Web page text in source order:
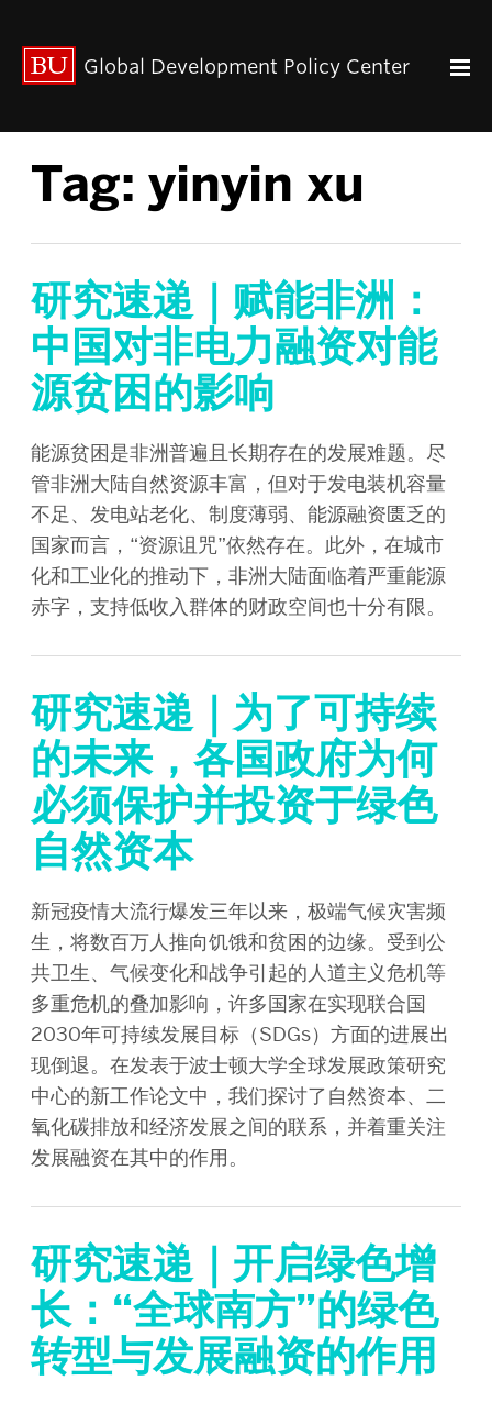
关于我们
联系我们
Paul Streeten 讲座
中心架构
数据资源
中国与全球发展
人力资本
全球经济治理
中心团队
中心领导
研究团队
GDP IN ENGLISH
Global Development Policy Center
Tag: yinyin xu
研究速递｜赋能非洲：
中国对非电力融资对能
源贫困的影响
能源贫困是非洲普遍且长期存在的发展难题。尽
管非洲大陆自然资源丰富，但对于发电装机容量
不足、发电站老化、制度薄弱、能源融资匮乏的
国家而言，“资源诅咒”依然存在。此外，在城市
化和工业化的推动下，非洲大陆面临着严重能源
赤字，支持低收入群体的财政空间也十分有限。
研究速递｜为了可持续
的未来，各国政府为何
必须保护并投资于绿色
自然资本
新冠疫情大流行爆发三年以来，极端气候灾害频
生，将数百万人推向饥饿和贫困的边缘。受到公
共卫生、气候变化和战争引起的人道主义危机等
多重危机的叠加影响，许多国家在实现联合国
2030年可持续发展目标（SDGs）方面的进展出
现倒退。在发表于波士顿大学全球发展政策研究
中心的新工作论文中，我们探讨了自然资本、二
氧化碳排放和经济发展之间的联系，并着重关注
发展融资在其中的作用。
研究速递｜开启绿色增
长：“全球南方”的绿色
转型与发展融资的作用